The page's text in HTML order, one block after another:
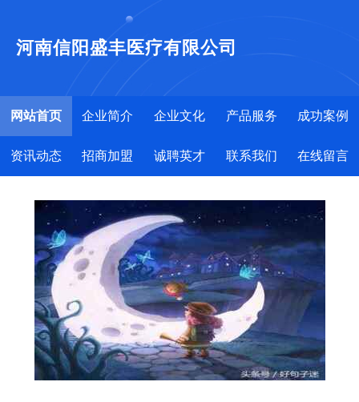
河南信阳盛丰医疗有限公司
网站首页 企业简介 企业文化 产品服务 成功案例
资讯动态 招商加盟 诚聘英才 联系我们 在线留言